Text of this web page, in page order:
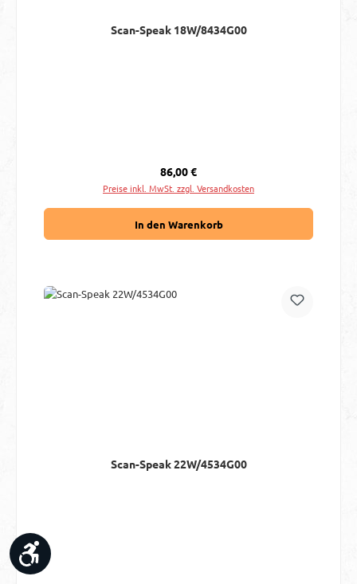
Scan-Speak 18W/8434G00
Regulärer Preis:
86,00 €
Preise inkl. MwSt. zzgl. Versandkosten
In den Warenkorb
Scan-Speak 22W/4534G00
Werkzeugleiste anzeigen